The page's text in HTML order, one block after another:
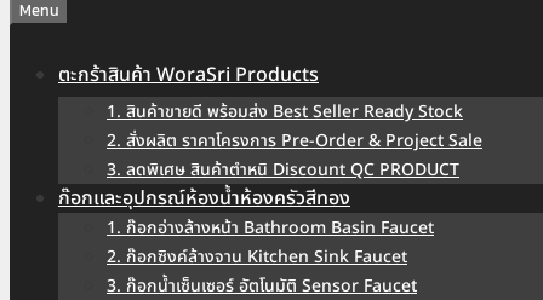
Menu
ตะกร้าสินค้า WoraSri Products
1. สินค้าขายดี พร้อมส่ง Best Seller Ready Stock
2. สั่งผลิต ราคาโครงการ Pre-Order & Project Sale
3. ลดพิเศษ สินค้าตำหนิ Discount QC PRODUCT
ก๊อกและอุปกรณ์ห้องน้ำห้องครัวสีทอง
1. ก๊อกอ่างล้างหน้า Bathroom Basin Faucet
2. ก๊อกซิงค์ล้างจาน Kitchen Sink Faucet
3. ก๊อกน้ำเซ็นเซอร์ อัตโนมัติ Sensor Faucet